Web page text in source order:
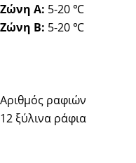
Ζώνη Α: 5-20 ℃
Ζώνη Β: 5-20 ℃
Αριθμός ραφιών
12 ξύλινα ράφια